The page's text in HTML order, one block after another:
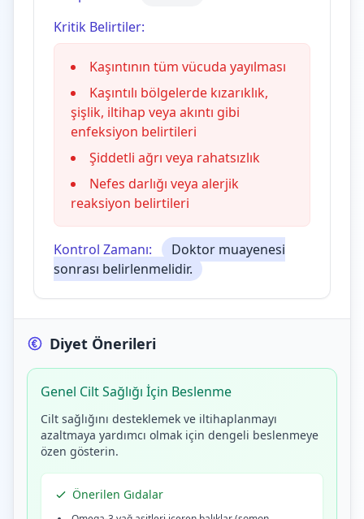
Kritik Belirtiler:
Kaşıntının tüm vücuda yayılması
Kaşıntılı bölgelerde kızarıklık,
şişlik, iltihap veya akıntı gibi
enfeksiyon belirtileri
Şiddetli ağrı veya rahatsızlık
Nefes darlığı veya alerjik
reaksiyon belirtileri
Kontrol Zamanı:
Doktor muayenesi
sonrası belirlenmelidir.
Diyet Önerileri
Genel Cilt Sağlığı İçin Beslenme
Cilt sağlığını desteklemek ve iltihaplanmayı
azaltmaya yardımcı olmak için dengeli beslenmeye
özen gösterin.
Önerilen Gıdalar